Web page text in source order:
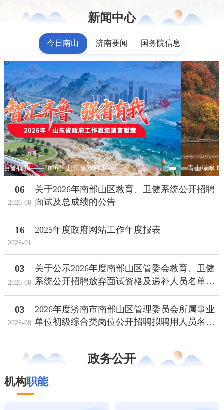
新闻中心
今日南山 济南要闻 国务院信息
青山绿水间，文化何以振兴？南部山区交出“南山样本”
06
2026-08
关于2026年南部山区教育、卫健系统公开招聘
面试及总成绩的公告
16
2026-01
2025年度政府网站工作年度报表
03
2026-08
关于公示2026年度南部山区管委会教育、卫健
系统公开招聘放弃面试资格及递补人员名单的
公告
03
2026-08
2026年度济南市南部山区管理委员会所属事业
单位初级综合类岗位公开招聘拟聘用人员名单
公示
政务公开
机构职能